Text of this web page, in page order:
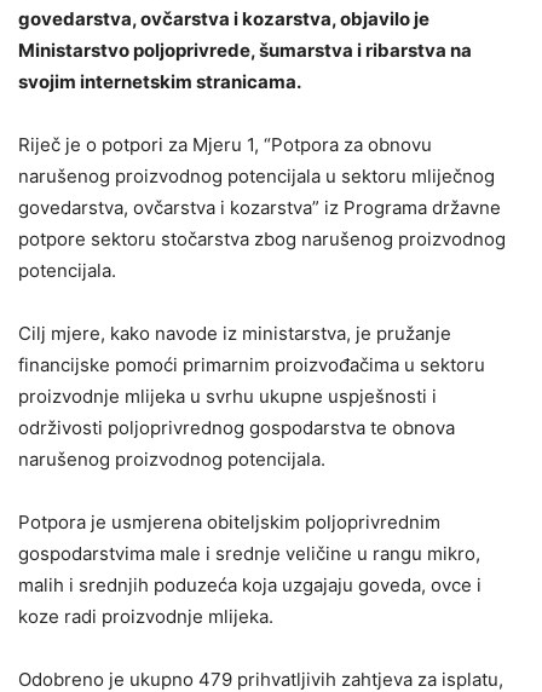
govedarstva, ovčarstva i kozarstva, objavilo je
Ministarstvo poljoprivrede, šumarstva i ribarstva na
svojim internetskim stranicama.
Riječ je o potpori za Mjeru 1, “Potpora za obnovu
narušenog proizvodnog potencijala u sektoru mliječnog
govedarstva, ovčarstva i kozarstva” iz Programa državne
potpore sektoru stočarstva zbog narušenog proizvodnog
potencijala.
Cilj mjere, kako navode iz ministarstva, je pružanje
financijske pomoći primarnim proizvođačima u sektoru
proizvodnje mlijeka u svrhu ukupne uspješnosti i
održivosti poljoprivrednog gospodarstva te obnova
narušenog proizvodnog potencijala.
Potpora je usmjerena obiteljskim poljoprivrednim
gospodarstvima male i srednje veličine u rangu mikro,
malih i srednjih poduzeća koja uzgajaju goveda, ovce i
koze radi proizvodnje mlijeka.
Odobreno je ukupno 479 prihvatljivih zahtjeva za isplatu,